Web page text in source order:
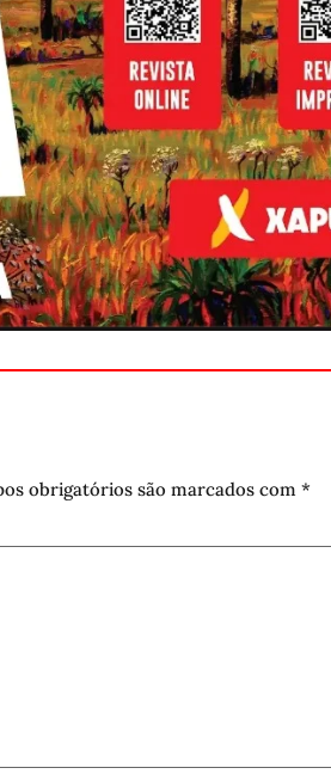
obrigatórios são marcados com *